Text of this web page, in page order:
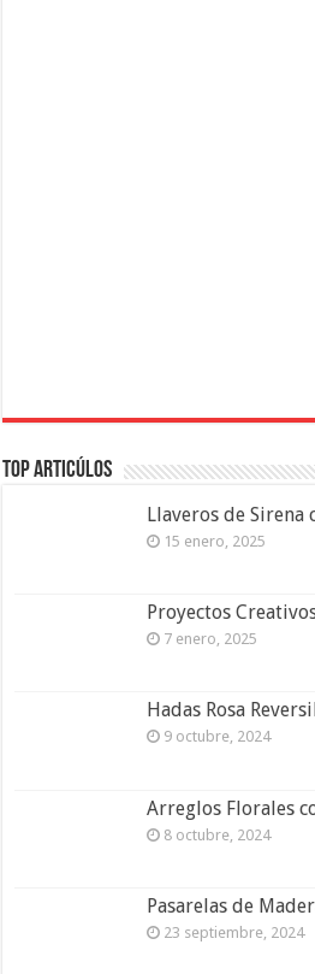
Top Articúlos
Llaveros de
15 enero, 2025
Proyectos
7 enero, 2025
Hadas Rosa
9 octubre, 2024
Arreglos Florales
8 octubre, 2024
Pasarelas de
23 septiembre, 2024